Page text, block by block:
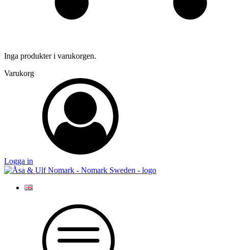
Inga produkter i varukorgen.
Varukorg
Logga in